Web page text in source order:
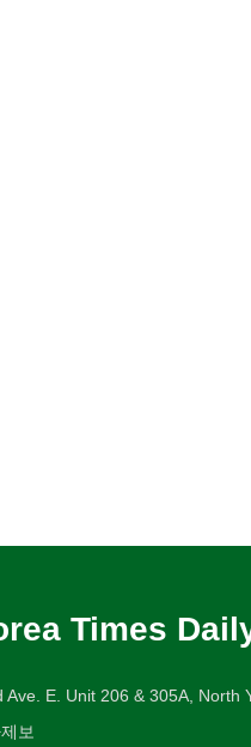
Times
Ave. E. Unit 206 & 305A, North
보